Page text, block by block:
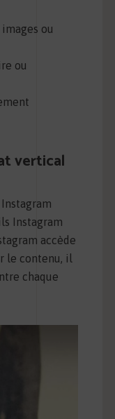
ou
ou
vertical
Instagram
accède
le contenu, il
chaque